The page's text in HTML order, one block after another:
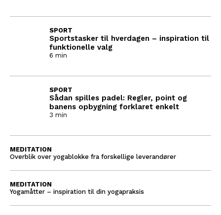
Sportstasker til hverdagen – inspiration til
funktionelle valg
SPORT
6 min
Sådan spilles padel: Regler, point og
banens opbygning forklaret enkelt
SPORT
3 min
Overblik over yogablokke fra forskellige leverandører
MEDITATION
Yogamåtter – inspiration til din yogapraksis
MEDITATION